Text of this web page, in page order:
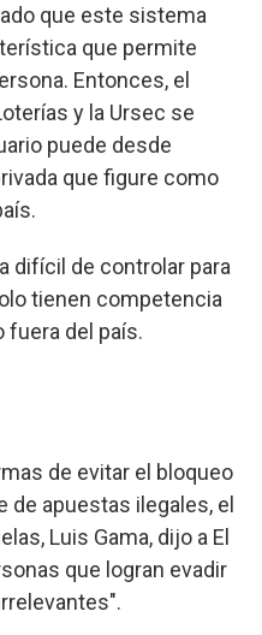
que este sistema
que permite
Entonces, el
y la Ursec se
puede desde
que figure como
difícil de controlar para
tienen competencia
fuera del país.
de evitar el bloqueo
apuestas ilegales, el
Luis Gama, dijo a El
que logran evadir